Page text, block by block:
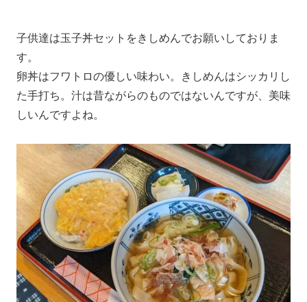
子供達は玉子丼セットをきしめんでお願いしておりま
す。
卵丼はフワトロの優しい味わい。きしめんはシッカリし
た手打ち。汁は昔ながらのものではないんですが、美味
しいんですよね。